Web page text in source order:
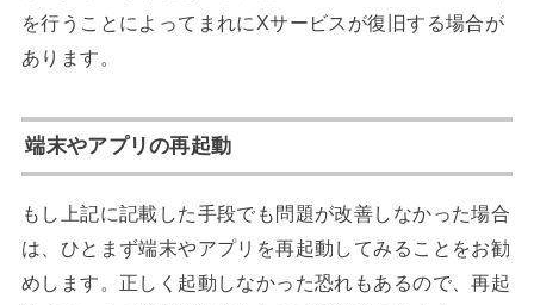
を行うことによってまれにXサービスが復旧する場合が
あります。
端末やアプリの再起動
もし上記に記載した手段でも問題が改善しなかった場合
は、ひとまず端末やアプリを再起動してみることをお勧
めします。正しく起動しなかった恐れもあるので、再起